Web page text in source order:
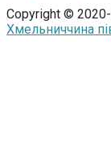
Copyright ©
Хмельниччина